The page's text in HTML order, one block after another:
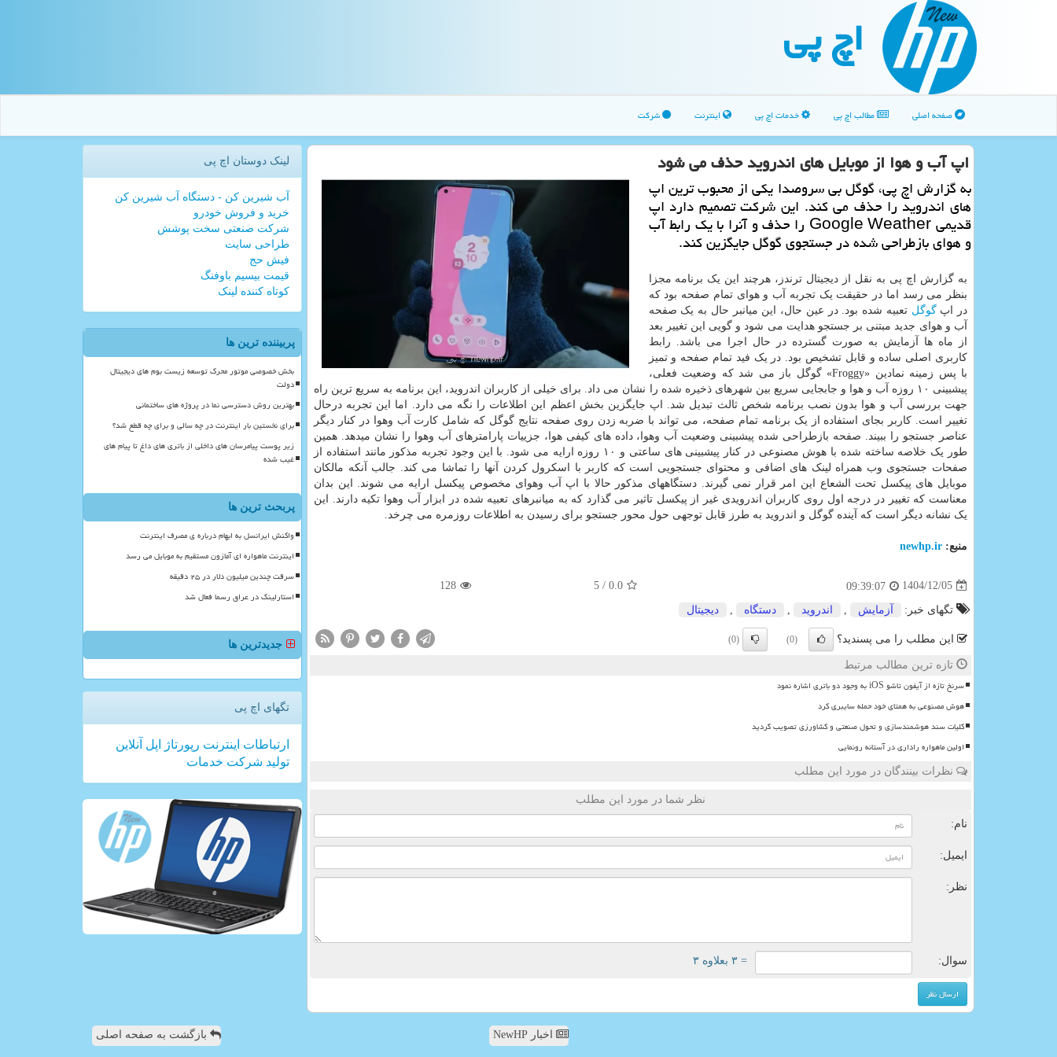
اچ پی
صفحه اصلی مطالب اچ پی خدمات اچ پی اینترنت شرکت
اپ آب و هوا از موبایل های اندروید حذف می شود
به گزارش اچ پی، گوگل بی سروصدا یکی از محبوب ترین اپ
های اندروید را حذف می کند. این شرکت تصمیم دارد اپ
قدیمی Google Weather را حذف و آنرا با یک رابط آب
و هوای بازطراحی شده در جستجوی گوگل جایگزین کند.
به گزارش اچ پی به نقل از دیجیتال ترندز، هرچند این یک برنامه مجزا
بنظر می رسد اما در حقیقت یک تجربه آب و هوای تمام صفحه بود که
در اپگوگل تعبیه شده بود. در عین حال، این میانبر حال به یک صفحه
آب و هوای جدید مبتنی بر جستجو هدایت می شود و گویی این تغییر بعد
از ماه ها آزمایش به صورت گسترده در حال اجرا می باشد. رابط
کاربری اصلی ساده و قابل تشخیص بود. در یک فید تمام صفحه و تمیز
با پس زمینه نمادین «Froggy» گوگل باز می شد که وضعیت فعلی،
پیشبینی ۱۰ روزه آب و هوا و جابجایی سریع بین شهرهای ذخیره شده را نشان می داد. برای خیلی از کاربران اندروید، این برنامه به سریع ترین راه
جهت بررسی آب و هوا بدون نصب برنامه شخص ثالث تبدیل شد. اپ جایگزین بخش اعظم این اطلاعات را نگه می دارد. اما این تجربه درحال
تغییر است. کاربر بجای استفاده از یک برنامه تمام صفحه، می تواند با ضربه زدن روی صفحه نتایج گوگل که شامل کارت آب وهوا در کنار دیگر
عناصر جستجو را ببیند. صفحه بازطراحی شده پیشبینی وضعیت آب وهوا، داده های کیفی هوا، جزییات پارامترهای آب وهوا را نشان میدهد. همین
طور یک خلاصه ساخته شده با هوش مصنوعی در کنار پیشبینی های ساعتی و ۱۰ روزه ارایه می شود. با این وجود تجربه مذکور مانند استفاده از
صفحات جستجوی وب همراه لینک های اضافی و محتوای جستجویی است که کاربر با اسکرول کردن آنها را تماشا می کند. جالب آنکه مالکان
موبایل های پیکسل تحت الشعاع این امر قرار نمی گیرند. دستگاههای مذکور حالا با اپ آب وهوای مخصوص پیکسل ارایه می شوند. این بدان
معناست که تغییر در درجه اول روی کاربران اندرویدی غیر از پیکسل تاثیر می گذارد که به میانبرهای تعبیه شده در ابزار آب وهوا تکیه دارند. این
یک نشانه دیگر است که آینده گوگل و اندروید به طرز قابل توجهی حول محور جستجو برای رسیدن به اطلاعات روزمره می چرخد.
منبع: newhp.ir
1404/12/05
09:39:07
0.0
/ 5
128
تگهای خبر: آزمایش اندروید دستگاه دیجیتال
این مطلب را می پسندید؟ (0)
(0)
تازه ترین مطالب مرتبط
سرنخ تازه از آیفون تاشو iOS به وجود دو باتری اشاره نمود
هوش مصنوعی به همتای خود حمله سایبری کرد
کلیات سند هوشمندسازی و تحول صنعتی و کشاورزی تصویب گردید
اولین ماهواره راداری در آستانه رونمایی
نظرات بینندگان در مورد این مطلب
نظر شما در مورد این مطلب
نام:
ایمیل:
نظر:
سوال: = ۳ بعلاوه ۳
لینک دوستان اچ پی
آب شیرین کن - دستگاه آب شیرین کن
خرید و فروش خودرو
شرکت صنعتی سخت پوشش
طراحی سایت
فیش حج
قیمت بیسیم باوفنگ
کوتاه کننده لینک
پربیننده ترین ها
بخش خصوصی موتور محرک توسعه زیست بوم های دیجیتال
دولت
بهترین روش دسترسی نما در پروژه های ساختمانی
برای نخستین بار اینترنت در چه سالی و برای چه قطع شد؟
زیر پوست پیامرسان های داخلی از باتری های داغ تا پیام های
غیب شده
پربحث ترین ها
واکنش ایرانسل به ابهام درباره ی مصرف اینترنت
اینترنت ماهواره ای آمازون مستقیم به موبایل می رسد
سرقت چندین میلیون دلار در ۲۵ دقیقه
استارلینک در عراق رسما فعال شد
جدیدترین ها
تگهای اچ پی
ارتباطات اینترنت رپورتاژ اپل آنلاین
تولید شركت خدمات
اخبار NewHP بازگشت به صفحه اصلی